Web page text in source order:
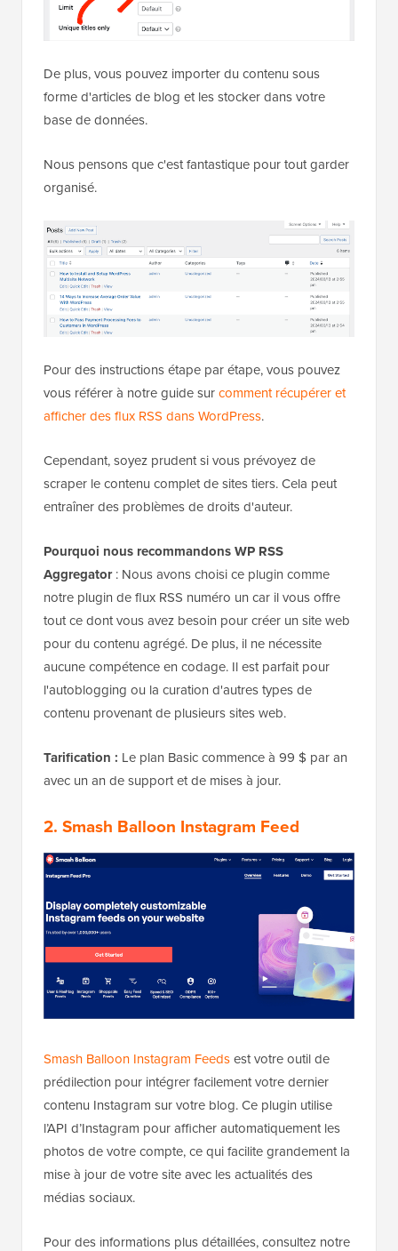
De plus, vous pouvez importer du contenu sous
forme d'articles de blog et les stocker dans votre
base de données.
Nous pensons que c'est fantastique pour tout garder
organisé.
Pour des instructions étape par étape, vous pouvez
vous référer à notre guide surcomment récupérer et
afficher des flux RSS dans WordPress.
Cependant, soyez prudent si vous prévoyez de
scraper le contenu complet de sites tiers. Cela peut
entraîner des problèmes de droits d'auteur.
Pourquoi nous recommandons WP RSS
Aggregator: Nous avons choisi ce plugin comme
notre plugin de flux RSS numéro un car il vous offre
tout ce dont vous avez besoin pour créer un site web
pour du contenu agrégé. De plus, il ne nécessite
aucune compétence en codage. Il est parfait pour
l'autoblogging ou la curation d'autres types de
contenu provenant de plusieurs sites web.
Tarification : Le plan Basic commence à 99 $ par an
avec un an de support et de mises à jour.
2. Smash Balloon Instagram Feed
Smash Balloon Instagram Feedsest votre outil de
prédilection pour intégrer facilement votre dernier
contenu Instagram sur votre blog. Ce plugin utilise
l’API d’Instagram pour afficher automatiquement les
photos de votre compte, ce qui facilite grandement la
mise à jour de votre site avec les actualités des
médias sociaux.
Pour des informations plus détaillées, consultez notre